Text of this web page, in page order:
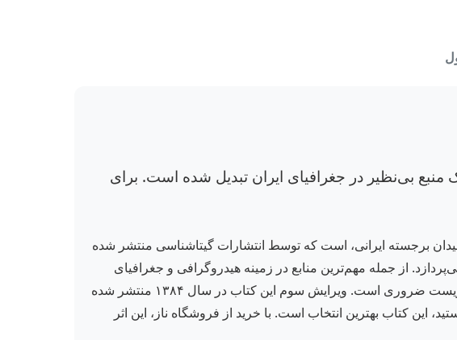
بی‌نظیر در جغرافیای ایران تبدیل شده است. برای
جغرافیدان برجسته ایرانی، است که توسط انتشارات گیتاشناسی منتشر شده
می‌پردازد. از جمله مهم‌ترین منابع در زمینه هیدروگرافی و جغرافیای
طبیعی ایران به شمار می‌رود که برای دانشجویان، پژوهشگران و علاقه‌مندان به جغرافیا، تاریخ و محیط زیست ضروری است. ویرایش سوم این کتاب در سال ۱۳۸۴ منتشر شده
این کتاب بهترین انتخاب است. با خرید از فروشگاه ناز، این اثر